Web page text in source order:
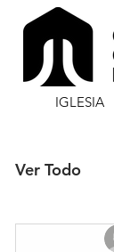
IGLESIA
Ver Todo
Fiestas